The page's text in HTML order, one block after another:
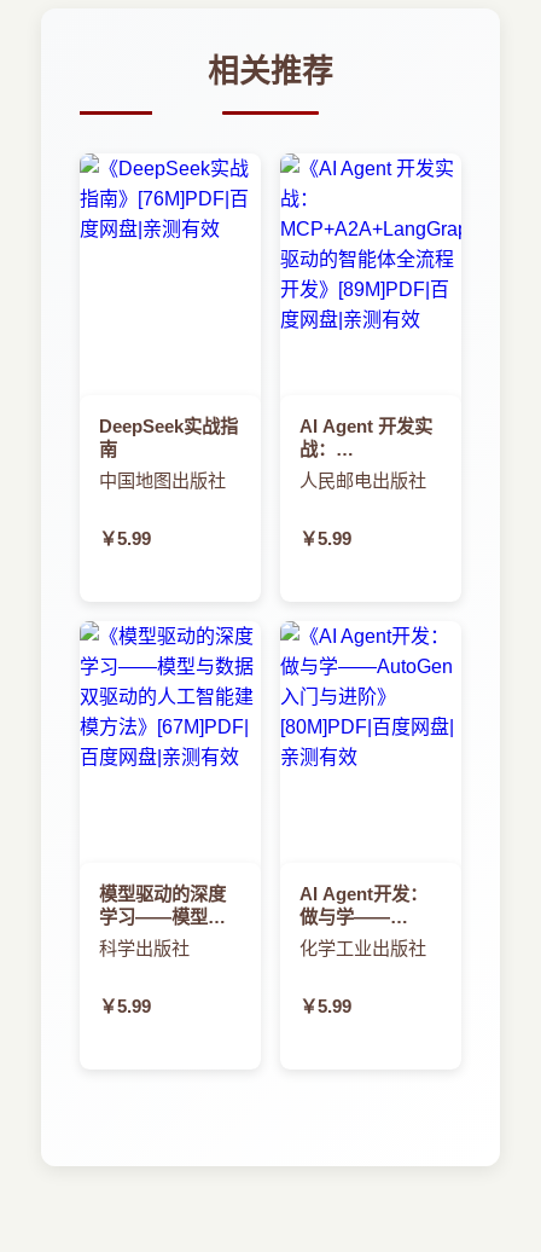
相关推荐
DeepSeek实战指
南
中国地图出版社
￥5.99
AI Agent 开发实
战：
MCP+A2A+LangGraph
驱动的智能体全
人民邮电出版社
￥5.99
模型驱动的深度
学习——模型与
数据双驱动的人
工智能建模方法
科学出版社
￥5.99
AI Agent开发：
做与学——
AutoGen入门与
进阶
化学工业出版社
￥5.99